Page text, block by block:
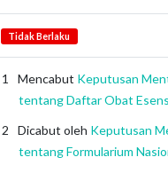
Tidak Berlaku
Mencabut Keputusan
tentang Daftar Obat
Dicabut oleh Keputusan
tentang Formularium